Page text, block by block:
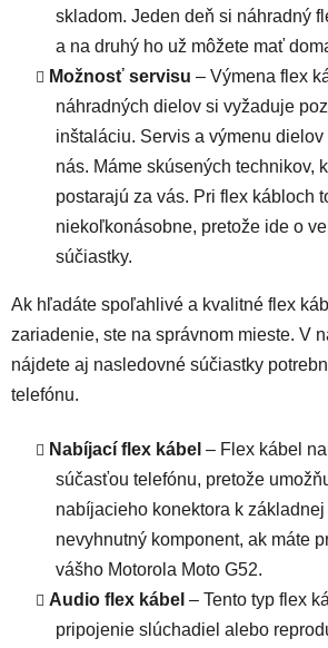
skladom. Jeden deň si náhradný
a na druhý ho už môžete mať
Možnosť servisu – Výmena flex
náhradných dielov si vyžaduje
inštaláciu. Servis a výmenu
nás. Máme skúsených technikov,
postarajú za vás. Pri flex kábloch
niekoľkonásobne, pretože ide o
súčiastky.
Ak hľadáte spoľahlivé a kvalitné flex
zariadenie, ste na správnom mieste. V
nájdete aj nasledovné súčiastky
telefónu.
Nabíjací flex kábel – Flex kábel
súčasťou telefónu, pretože
nabíjacieho konektora k
nevyhnutný komponent, ak máte
vášho Motorola Moto G52.
Audio flex kábel – Tento typ flex
pripojenie slúchadiel alebo